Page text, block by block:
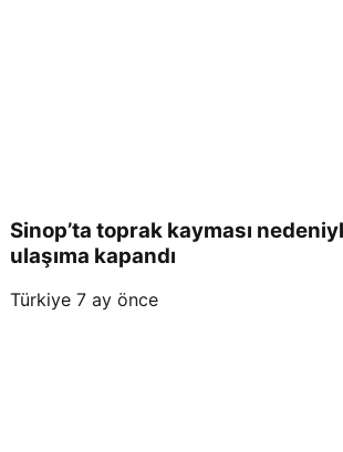
Sinop’ta toprak kayması
ulaşıma kapandı
Türkiye 7 ay önce